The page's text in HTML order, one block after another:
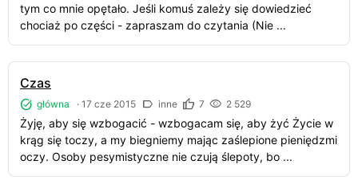
tym co mnie opętało. Jeśli komuś zależy się dowiedzieć
chociaż po części - zapraszam do czytania (Nie ...
Czas
główna · 17 cze 2015 inne 7 2 529
Żyję, aby się wzbogacić - wzbogacam się, aby żyć Życie w
krąg się toczy, a my biegniemy mając zaślepione pieniędzmi
oczy. Osoby pesymistyczne nie czują ślepoty, bo ...